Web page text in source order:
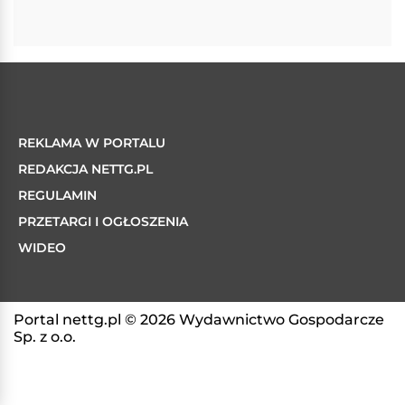
REKLAMA W PORTALU
REDAKCJA NETTG.PL
REGULAMIN
PRZETARGI I OGŁOSZENIA
WIDEO
Portal nettg.pl © 2026 Wydawnictwo Gospodarcze
Sp. z o.o.